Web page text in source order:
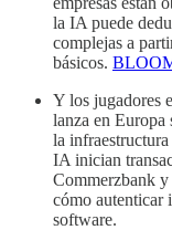
la IA puede
complejas a
básicos.
Y los jugadores
lanza en Europa
la infraestructura
IA inician
Commerzbank
cómo autenticar
software.